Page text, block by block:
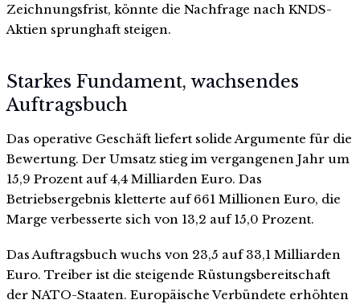
Zeichnungsfrist, könnte die Nachfrage nach KNDS-
Aktien sprunghaft steigen.
Starkes Fundament, wachsendes
Auftragsbuch
Das operative Geschäft liefert solide Argumente für die
Bewertung. Der Umsatz stieg im vergangenen Jahr um
15,9 Prozent auf 4,4 Milliarden Euro. Das
Betriebsergebnis kletterte auf 661 Millionen Euro, die
Marge verbesserte sich von 13,2 auf 15,0 Prozent.
Das Auftragsbuch wuchs von 23,5 auf 33,1 Milliarden
Euro. Treiber ist die steigende Rüstungsbereitschaft
der NATO-Staaten. Europäische Verbündete erhöhten